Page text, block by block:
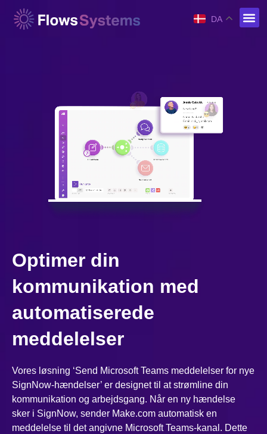
DA
Optimer din
kommunikation med
automatiserede
meddelelser
Vores løsning ‘Send Microsoft Teams meddelelser for nye
SignNow-hændelser’ er designet til at strømline din
kommunikation og arbejdsgang. Når en ny hændelse
sker i SignNow, sender Make.com automatisk en
meddelelse til det angivne Microsoft Teams-kanal. Dette